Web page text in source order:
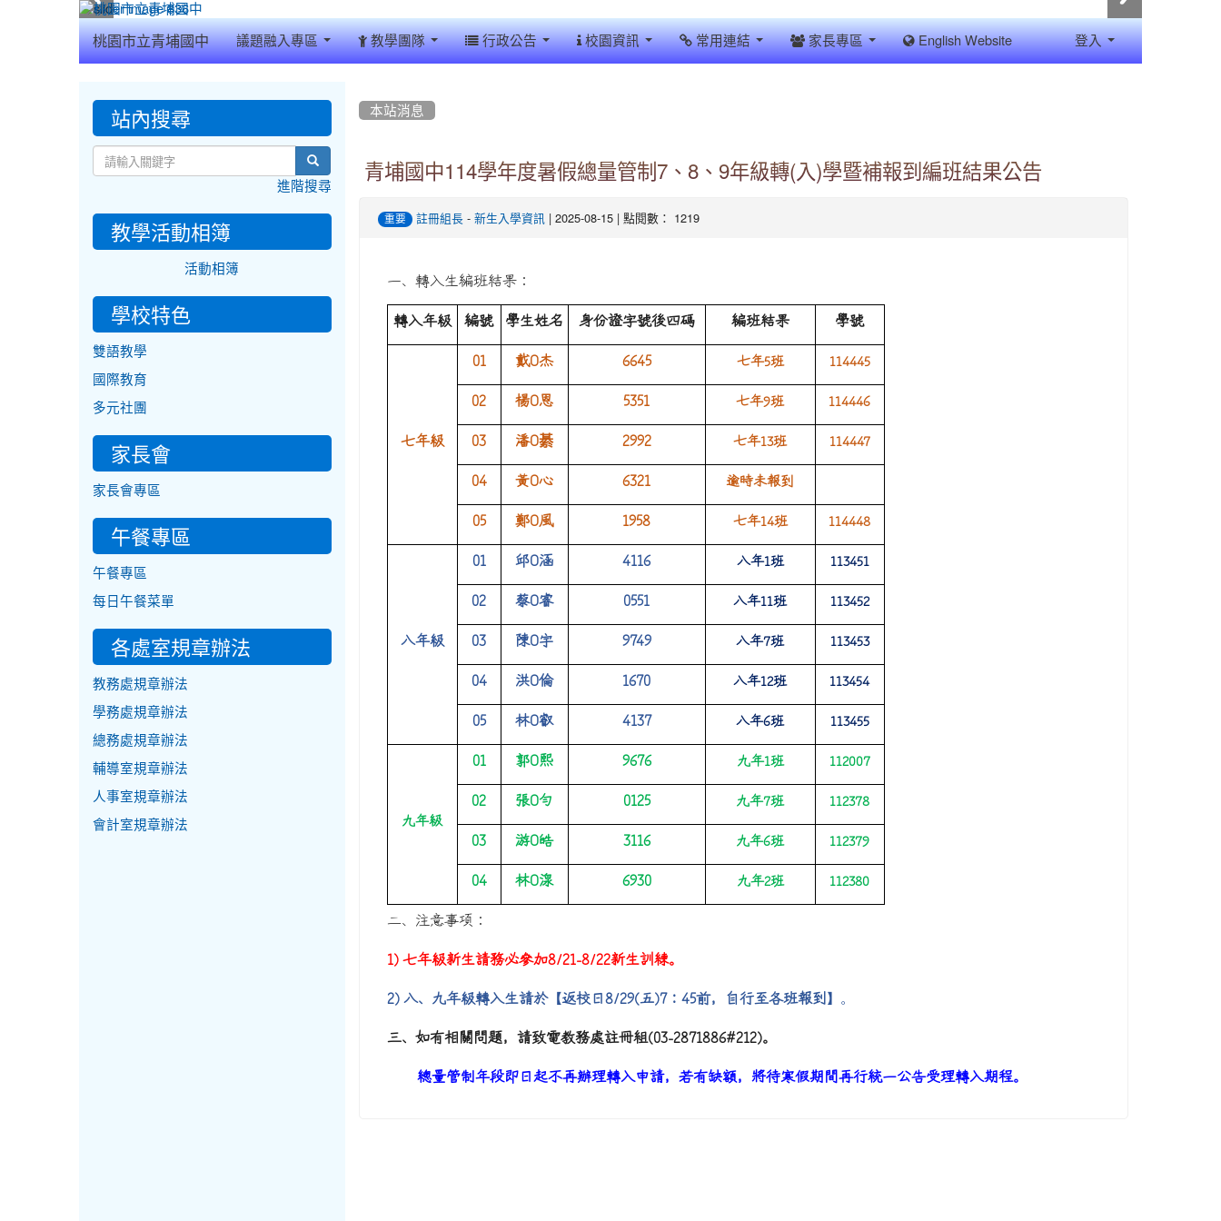
桃園市立青埔國中 議題融入專區 教學團隊 行政公告 校園資訊 常用連結 家長專區 English Website 登入
本站消息
青埔國中114學年度暑假總量管制7、8、9年級轉(入)學暨補報到編班結果公告
重要 註冊組長- 新生入學資訊| 2025-08-15 | 點閱數： 1219
一、 轉入生編班結果：
轉入年級
編號 學生姓名 身份證字號後四碼 編班結果 學號
七年級
01 戴O杰 6645 七年5班 114445
02 楊O恩 5351 七年9班 114446
03 潘O綦 2992 七年13班 114447
04 黃O心 6321 逾時未報到
05 鄭O風 1958 七年14班 114448
八年級
01 邱O涵 4116 八年1班 113451
02 蔡O睿 0551 八年11班 113452
03 陳O宇 9749 八年7班 113453
04 洪O倫 1670 八年12班 113454
05 林O叡 4137 八年6班 113455
九年級
01 郭O熙 9676 九年1班 112007
02 張O勻 0125 九年7班 112378
03 游O皓 3116 九年6班 112379
04 林O湶 6930 九年2班 112380
二、注意事項：
1)七年級新生請務必參加8/21-8/22新生訓練。
2)八、九年級轉入生請於【返校日8/29(五)7： 45前，自行至各班報到】 。
三、如有相關問題，請致電教務處註冊組(03-2871886#212)。
總量管制年段即日起不再辦理轉入申請，若有缺額，將待寒假期間再行統一公告受理轉入期程。
::: 站內搜尋
search
進階搜尋
教學活動相簿
活動相簿
學校特色
雙語教學
國際教育
多元社團
家長會
家長會專區
午餐專區
午餐專區
每日午餐菜單
各處室規章辦法
教務處規章辦法
學務處規章辦法
總務處規章辦法
輔導室規章辦法
人事室規章辦法
會計室規章辦法